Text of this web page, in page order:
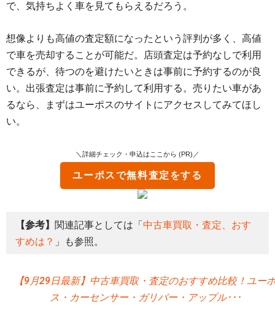
で、気持ちよく車を見てもらえるだろう。
想像よりも高値の査定額になったという評判が多く、高値
で車を売却することが可能だ。店頭査定は予約なしで利用
できるが、待つのを避けたいときは事前に予約するのが良
い。出張査定は事前に予約して利用する。売りたい車があ
るなら、まずはユーポスのサイトにアクセスしてみてほし
い。
＼詳細チェック・申込はここから (PR)／
ユーポスで無料査定をする
【参考】 関連記事としては「 中古車買取・査定、おす
すめは？ 」も参照。
【9月29日最新】中古車買取・査定のおすすめ比較！ユー
ス・カーセンサー・ガリバー・アップル･･･